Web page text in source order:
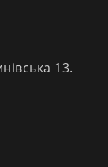
13.